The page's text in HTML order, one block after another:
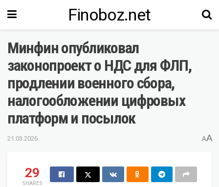
Finoboz.net
Минфин опубликовал
законопроект о НДС для ФЛП,
продлении военного сбора,
налогообложении цифровых
платформ и посылок
21.03.2026 AA
29
SHARES